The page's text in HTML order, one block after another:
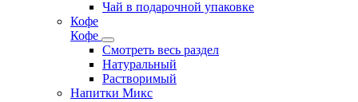
Чай в подарочной упаковке
Кофе
Кофе
Смотреть весь раздел
Натуральный
Растворимый
Напитки Микс